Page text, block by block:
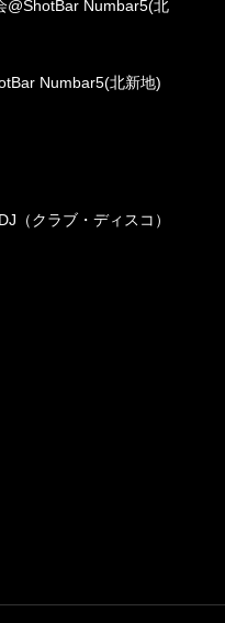
@ShotBar Numbar5(北
Numbar5(北新地)